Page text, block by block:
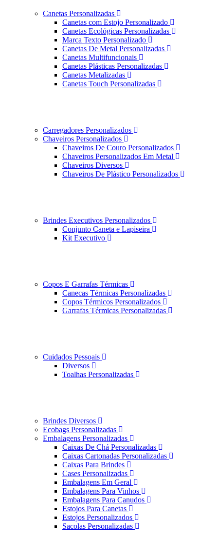
Canetas Personalizadas
Canetas com Estojo Personalizado
Canetas Ecológicas Personalizadas
Marca Texto Personalizado
Canetas De Metal Personalizadas
Canetas Multifuncionais
Canetas Plásticas Personalizadas
Canetas Metalizadas
Canetas Touch Personalizadas
Carregadores Personalizados
Chaveiros Personalizados
Chaveiros De Couro Personalizados
Chaveiros Personalizados Em Metal
Chaveiros Diversos
Chaveiros De Plástico Personalizados
Brindes Executivos Personalizados
Conjunto Caneta e Lapiseira
Kit Executivo
Copos E Garrafas Térmicas
Canecas Térmicas Personalizadas
Copos Térmicos Personalizados
Garrafas Térmicas Personalizadas
Cuidados Pessoais
Diversos
Toalhas Personalizadas
Brindes Diversos
Ecobags Personalizadas
Embalagens Personalizadas
Caixas De Chá Personalizadas
Caixas Cartonadas Personalizadas
Caixas Para Brindes
Cases Personalizadas
Embalagens Em Geral
Embalagens Para Vinhos
Embalagens Para Canudos
Estojos Para Canetas
Estojos Personalizados
Sacolas Personalizadas